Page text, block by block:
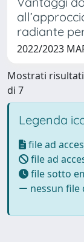
radiante
2022/2023
Mostrati risultati
di 7
Legenda
file ad
file ad
file sotto
nessun file